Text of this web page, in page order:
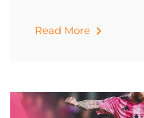
Read More